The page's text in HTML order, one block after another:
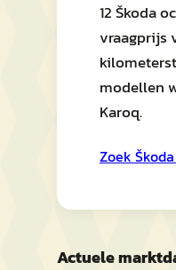
12 Škoda
vraagprijs
modellen
Karoq.
Zoek Škoda
Actuele